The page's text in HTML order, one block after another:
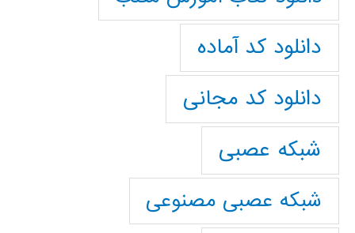
دانلود کد آماده
دانلود کد مجانی
شبکه عصبی
شبکه عصبی مصنوعی